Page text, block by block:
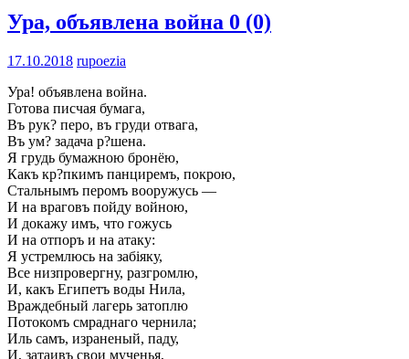
Ура, объявлена война 0 (0)
17.10.2018 rupoezia
Ура! объявлена война.
Готова писчая бумага,
Въ рук? перо, въ груди отвага,
Въ ум? задача р?шена.
Я грудь бумажною бронёю,
Какъ кр?пкимъ панциремъ, покрою,
Стальнымъ перомъ вооружусь —
И на враговъ пойду войною,
И докажу имъ, что гожусь
И на отпоръ и на атаку:
Я устремлюсь на забіяку,
Все низпровергну, разгромлю,
И, какъ Египетъ воды Нила,
Враждебный лагерь затоплю
Потокомъ смраднаго чернила;
Иль самъ, израненый, паду,
И, затаивъ свои мученья,